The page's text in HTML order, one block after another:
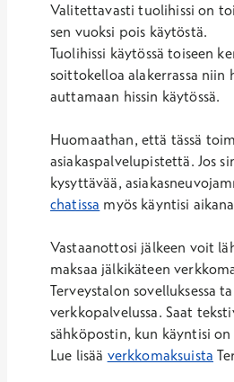
Valitettavasti tuolihissi on
sen vuoksi pois käytöstä.
Tuolihissi käytössä toiseen
soittokelloa alakerrassa niin
auttamaan hissin käytössä.
Huomaathan, että tässä
asiakaspalvelupistettä. Jos
kysyttävää,
chatissa myös käyntisi
Vastaanottosi jälkeen voit
maksaa jälkikäteen
Terveystalon sovelluksessa
verkkopalvelussa. Saat
sähköpostin, kun käyntisi on
Lue lisää verkkomaksuista